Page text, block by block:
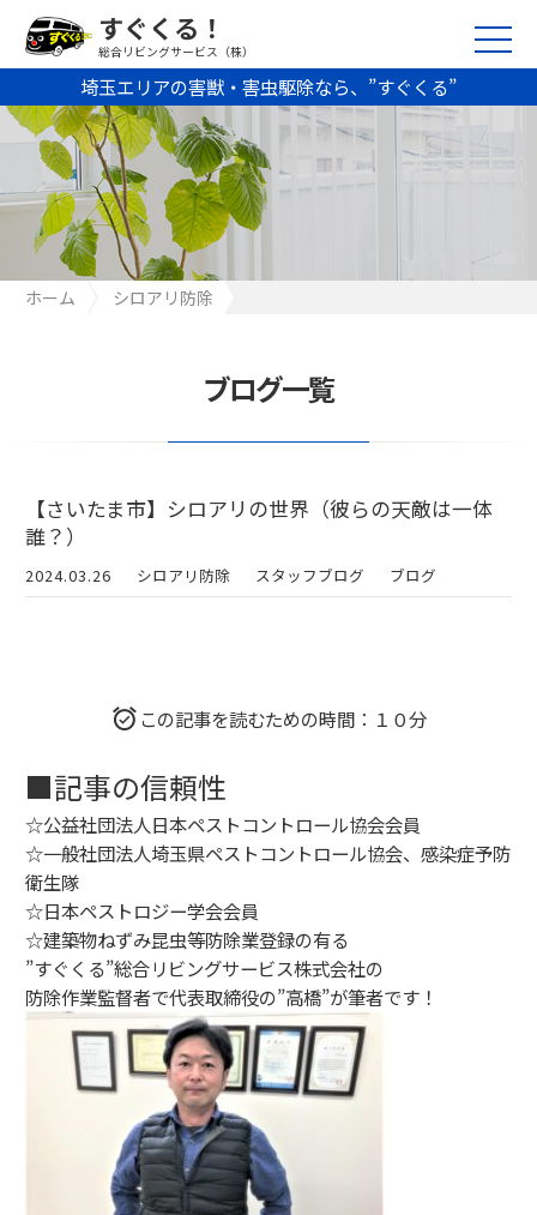
埼玉エリアの害獣・害虫駆除なら、”すぐくる”
すぐくる！
総合リビングサービス（株）
ホーム
シロアリ防除
ブログ一覧
【さいたま市】シロアリの世界（彼らの天敵は一体
誰？）
2024.03.26 シロアリ防除 スタッフブログ ブログ
この記事を読むための時間：１０分
■記事の信頼性
☆公益社団法人日本ペストコントロール協会会員
☆一般社団法人埼玉県ペストコントロール協会、感染症予防
衛生隊
☆日本ペストロジー学会会員
☆建築物ねずみ昆虫等防除業登録の有る
”すぐくる”総合リビングサービス株式会社の
防除作業監督者で代表取締役の”高橋”が筆者です！